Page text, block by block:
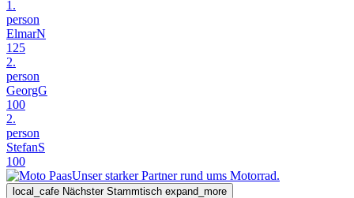
1.
person
ElmarN
125
2.
person
GeorgG
100
2.
person
StefanS
100
Unser starker Partner rund ums Motorrad.
local_cafe Nächster Stammtisch expand_more